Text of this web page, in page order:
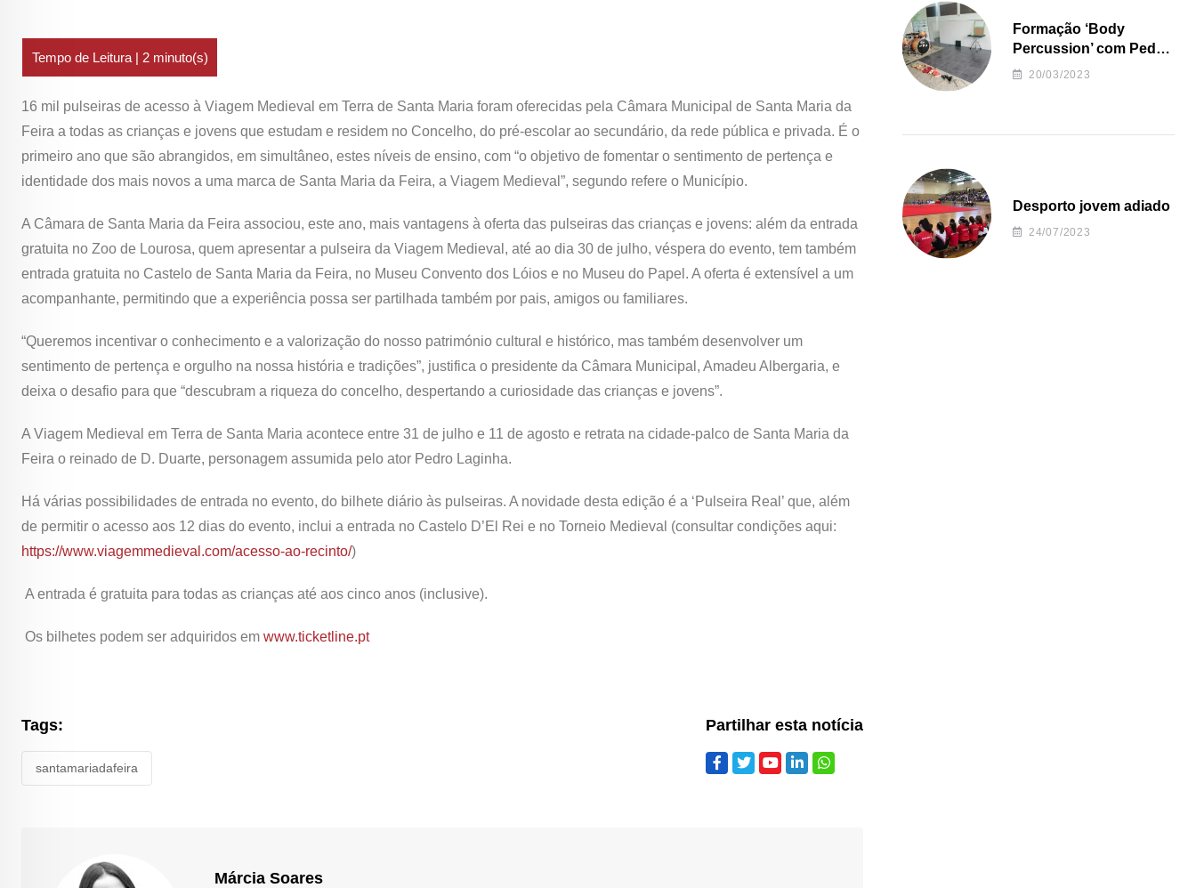
16 mil pulseiras de acesso à Viagem Medieval em Terra de Santa Maria foram oferecidas pela Câmara Municipal de Santa Maria da
Feira a todas as crianças e jovens que estudam e residem no Concelho, do pré-escolar ao secundário, da rede pública e privada. É o
primeiro ano que são abrangidos, em simultâneo, estes níveis de ensino, com “o objetivo de fomentar o sentimento de pertença e
identidade dos mais novos a uma marca de Santa Maria da Feira, a Viagem Medieval”, segundo refere o Município.
A Câmara de Santa Maria da Feira associou, este ano, mais vantagens à oferta das pulseiras das crianças e jovens: além da entrada
gratuita no Zoo de Lourosa, quem apresentar a pulseira da Viagem Medieval, até ao dia 30 de julho, véspera do evento, tem também
entrada gratuita no Castelo de Santa Maria da Feira, no Museu Convento dos Lóios e no Museu do Papel. A oferta é extensível a um
acompanhante, permitindo que a experiência possa ser partilhada também por pais, amigos ou familiares.
“Queremos incentivar o conhecimento e a valorização do nosso património cultural e histórico, mas também desenvolver um
sentimento de pertença e orgulho na nossa história e tradições”, justifica o presidente da Câmara Municipal, Amadeu Albergaria, e
deixa o desafio para que “descubram a riqueza do concelho, despertando a curiosidade das crianças e jovens”.
A Viagem Medieval em Terra de Santa Maria acontece entre 31 de julho e 11 de agosto e retrata na cidade-palco de Santa Maria da
Feira o reinado de D. Duarte, personagem assumida pelo ator Pedro Laginha.
Há várias possibilidades de entrada no evento, do bilhete diário às pulseiras. A novidade desta edição é a ‘Pulseira Real’ que, além
de permitir o acesso aos 12 dias do evento, inclui a entrada no Castelo D’El Rei e no Torneio Medieval (consultar condições aqui:
https://www.viagemmedieval.com/acesso-ao-recinto/)
A entrada é gratuita para todas as crianças até aos cinco anos (inclusive).
Os bilhetes podem ser adquiridos em www.ticketline.pt
Tags:
santamariadafeira
Partilhar esta notícia
Márcia Soares
Formação ‘Body
Percussion’ com Pedro
Almeida
20/03/2023
Desporto jovem adiado
24/07/2023